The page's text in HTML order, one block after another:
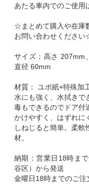
あたる車内でのご使用
☆まとめて購入や在庫
お問い合わせくださ
サイズ：高さ 207mm
直径 60mm
材質： ユポ紙+特殊加
水にも強く、水拭きで
毒もできるのでドア付
かけやすく、はずれに
しねじると簡単。柔
材。
納期：営業日18時ま
谷区）から発送
金曜日18時までのご注